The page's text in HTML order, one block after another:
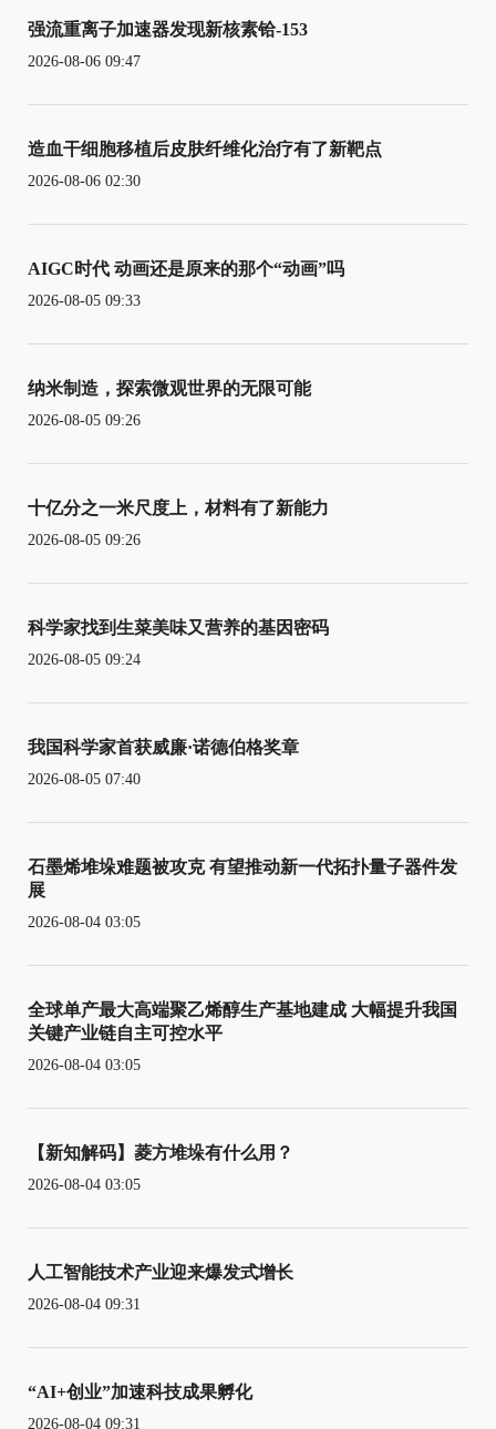
强流重离子加速器发现新核素铪-153
2026-08-06 09:47
造血干细胞移植后皮肤纤维化治疗有了新靶点
2026-08-06 02:30
AIGC时代 动画还是原来的那个“动画”吗
2026-08-05 09:33
纳米制造，探索微观世界的无限可能
2026-08-05 09:26
十亿分之一米尺度上，材料有了新能力
2026-08-05 09:26
科学家找到生菜美味又营养的基因密码
2026-08-05 09:24
我国科学家首获威廉·诺德伯格奖章
2026-08-05 07:40
石墨烯堆垛难题被攻克 有望推动新一代拓扑量子器件发
展
2026-08-04 03:05
全球单产最大高端聚乙烯醇生产基地建成 大幅提升我国
关键产业链自主可控水平
2026-08-04 03:05
【新知解码】菱方堆垛有什么用？
2026-08-04 03:05
人工智能技术产业迎来爆发式增长
2026-08-04 09:31
“AI+创业”加速科技成果孵化
2026-08-04 09:31